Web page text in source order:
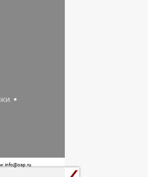
info@osp.ru